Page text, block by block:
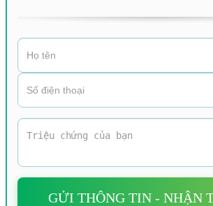
GỬI THÔNG TIN - NHẬN